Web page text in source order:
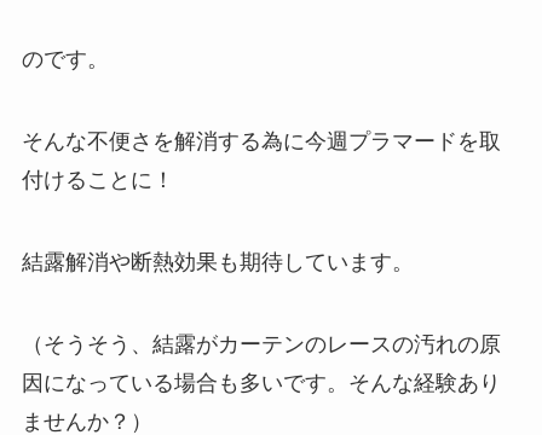
のです。
そんな不便さを解消する為に今週プラマードを取
付けることに！
結露解消や断熱効果も期待しています。
（そうそう、結露がカーテンのレースの汚れの原
因になっている場合も多いです。そんな経験あり
ませんか？）